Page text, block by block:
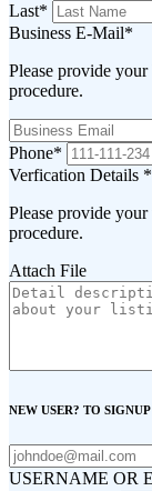
Last*
Business E-Mail*
Please provide
procedure.
Phone*
Verfication Details *
Please provide
procedure.
Attach File
NEW USER? TO
USERNAME OR